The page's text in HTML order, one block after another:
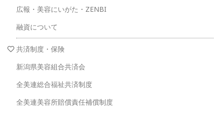
広報・美容にいがた・ZENBI
融資について
共済制度・保険
新潟県美容組合共済会
全美連総合福祉共済制度
全美連美容所賠償責任補償制度